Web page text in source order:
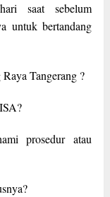
saat sebelum
untuk bertandang
Tangerang ?
prosedur atau